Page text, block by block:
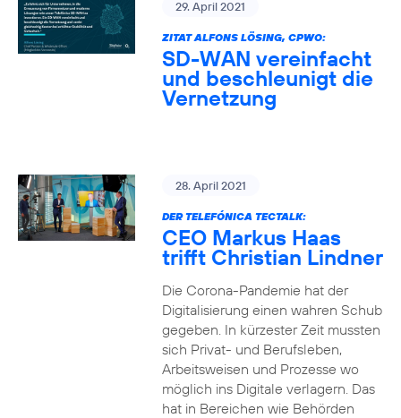
29. April 2021
ZITAT ALFONS LÖSING, CPWO:
SD-WAN vereinfacht
und beschleunigt die
Vernetzung
28. April 2021
DER TELEFÓNICA TECTALK:
CEO Markus Haas
trifft Christian Lindner
Die Corona-Pandemie hat der
Digitalisierung einen wahren Schub
gegeben. In kürzester Zeit mussten
sich Privat- und Berufsleben,
Arbeitsweisen und Prozesse wo
möglich ins Digitale verlagern. Das
hat in Bereichen wie Behörden